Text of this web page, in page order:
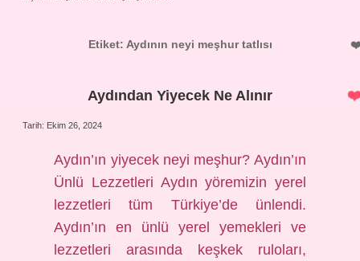
Etiket: Aydının neyi meşhur tatlısı
Aydından Yiyecek Ne Alınır
Tarih: Ekim 26, 2024
Aydın’ın yiyecek neyi meşhur? Aydın’ın
Ünlü Lezzetleri Aydın yöremizin yerel
lezzetleri tüm Türkiye’de ünlendi.
Aydın’ın en ünlü yerel yemekleri ve
lezzetleri arasında keşkek ruloları,